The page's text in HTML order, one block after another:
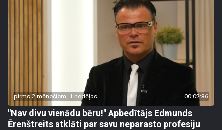
pirms 2 mēnešiem, 1 nedēļas 00:02:36
"Nav divu vienādu bēru!" Apbedītājs Edmunds
Ērenštreits atklāti par savu neparasto profesiju